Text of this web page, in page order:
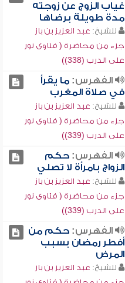
غياب الزوج عن زوجته
مدة طويلة برضاها
للشيخ: عبد العزيز بن باز
جزء من محاضرة ( فتاوى نور
على الدرب (338))
الفهرس:ما يقرأ
في صلاة المغرب
للشيخ: عبد العزيز بن باز
جزء من محاضرة ( فتاوى نور
على الدرب (339))
الفهرس:حكم
الزواج بامرأة لا تصلي
للشيخ: عبد العزيز بن باز
جزء من محاضرة ( فتاوى نور
على الدرب (339))
الفهرس:حكم من
أفطر رمضان بسبب
المرض
للشيخ: عبد العزيز بن باز